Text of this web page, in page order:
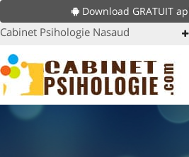
Download GRATUIT
Cabinet Psihologie Nasaud